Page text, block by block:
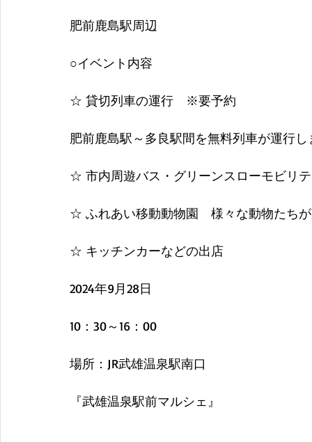
肥前鹿島駅周辺
○イベント内容
☆ 貸切列車の運行　※要予約
肥前鹿島駅～多良駅間を無料列車が運
☆ 市内周遊バス・グリーンスローモビ
☆ ふれあい移動動物園　様々な動物た
☆ キッチンカーなどの出店
2024年9月28日
10：30～16：00
場所：JR武雄温泉駅南口
『武雄温泉駅前マルシェ』